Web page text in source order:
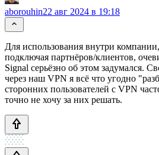
aborouhin22 авг 2024 в 19:18
Для использования внутри
подключая партнёров/клиентов,
Signal серьёзно об этом задумался.
через наш VPN я всё что угодно
сторонних пользователей с VPN
точно не хочу за них решать.